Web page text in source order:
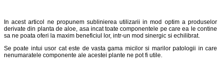
In acest articol ne propunem sublinierea utilizarii in mod optim a produselor
derivate din planta de aloe, asa incat toate componentele pe care ea le contine
sa ne poata oferi la maxim beneficiul lor, intr-un mod sinergic si echilibrat.
Se poate intui usor cat este de vasta gama micilor si marilor patologii in care
nenumaratele componente ale acestei plante ne pot fi utile.